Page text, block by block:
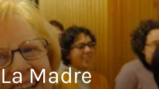
La Madre